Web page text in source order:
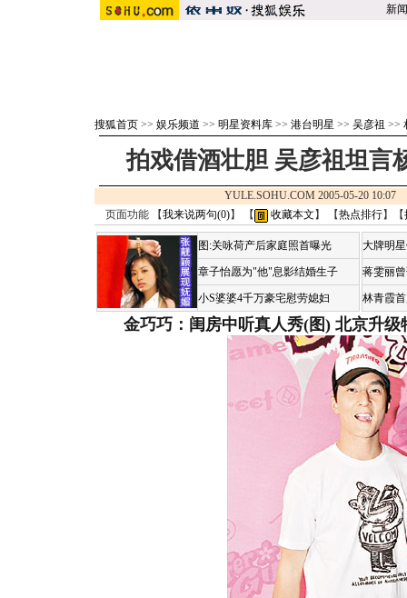
新闻
搜狐首页>> 娱乐频道 >> 明星资料库>> 港台明星 >> 吴彦祖 >>
拍戏借酒壮胆 吴彦祖坦言
YULE.SOHU.COM 2005-05-20
页面功能 【我来说两句(0)】 【 收藏本文 】 【热点排行】【
图:关咏荷产后家庭照首曝光
章子怡愿为"他"息影结婚生子
小S婆婆4千万豪宅慰劳媳妇
大牌明
蒋雯丽
林青霞
金巧巧：闺房中听真人秀(图) 北京升级